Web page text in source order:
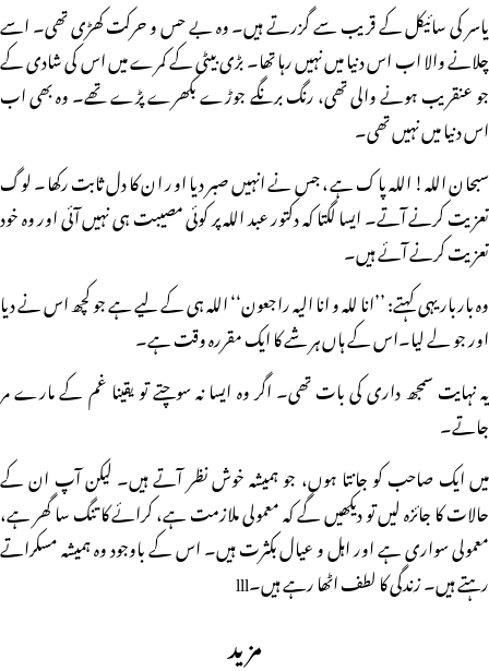
یاسر کی سائیکل کے قریب سے گزرتے ہیں۔ وہ بے حس و حرکت کھڑی تھی۔ اسے
چلانے والا اب اس دنیا میں نہیں رہا تھا۔ بڑی بیٹی کے کمرے میں اس کی شادی کے
جو عنقریب ہونے والی تھی، رنگ برنگے جوڑے بکھرے پڑے تھے۔ وہ بھی اب
اس دنیا میں نہیں تھی۔
سبحان اللہ! اللہ پاک ہے، جس نے انہیں صبر دیا اور ان کا دل ثابت رکھا۔ لوگ
تعزیت کرنے آتے۔ ایسا لگتا کہ دکتور عبد اللہ پر کوئی مصیبت ہی نہیں آئی اور وہ خود
تعزیت کرنے آئے ہیں۔
وہ باربار یہی کہتے: ’’انا للہ و انا الیہ راجعون‘‘ اللہ ہی کے لیے ہے جو کچھ اس نے دیا
اور جو لے لیا۔اس کے ہاں ہر شے کا ایک مقررہ وقت ہے۔
یہ نہایت سمجھ داری کی بات تھی۔ اگر وہ ایسا نہ سوچتے تو یقینا غم کے مارے مر
جاتے۔
میں ایک صاحب کو جانتا ہوں، جو ہمیشہ خوش نظر آتے ہیں۔ لیکن آپ ان کے
حالات کا جائزہ لیں تو دیکھیں گے کہ معمولی ملازمت ہے، کرائے کا تنگ سا گھر ہے،
معمولی سواری ہے اور اہل و عیال بکثرت ہیں۔ اس کے باوجود وہ ہمیشہ مسکراتے
رہتے ہیں۔ زندگی کا لطف اٹھا رہے ہیں۔lll
مزید